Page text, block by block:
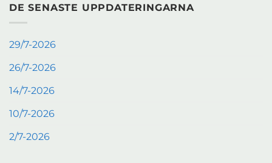
DE SENASTE UPPDATERINGARNA
29/7-2026
26/7-2026
14/7-2026
10/7-2026
2/7-2026